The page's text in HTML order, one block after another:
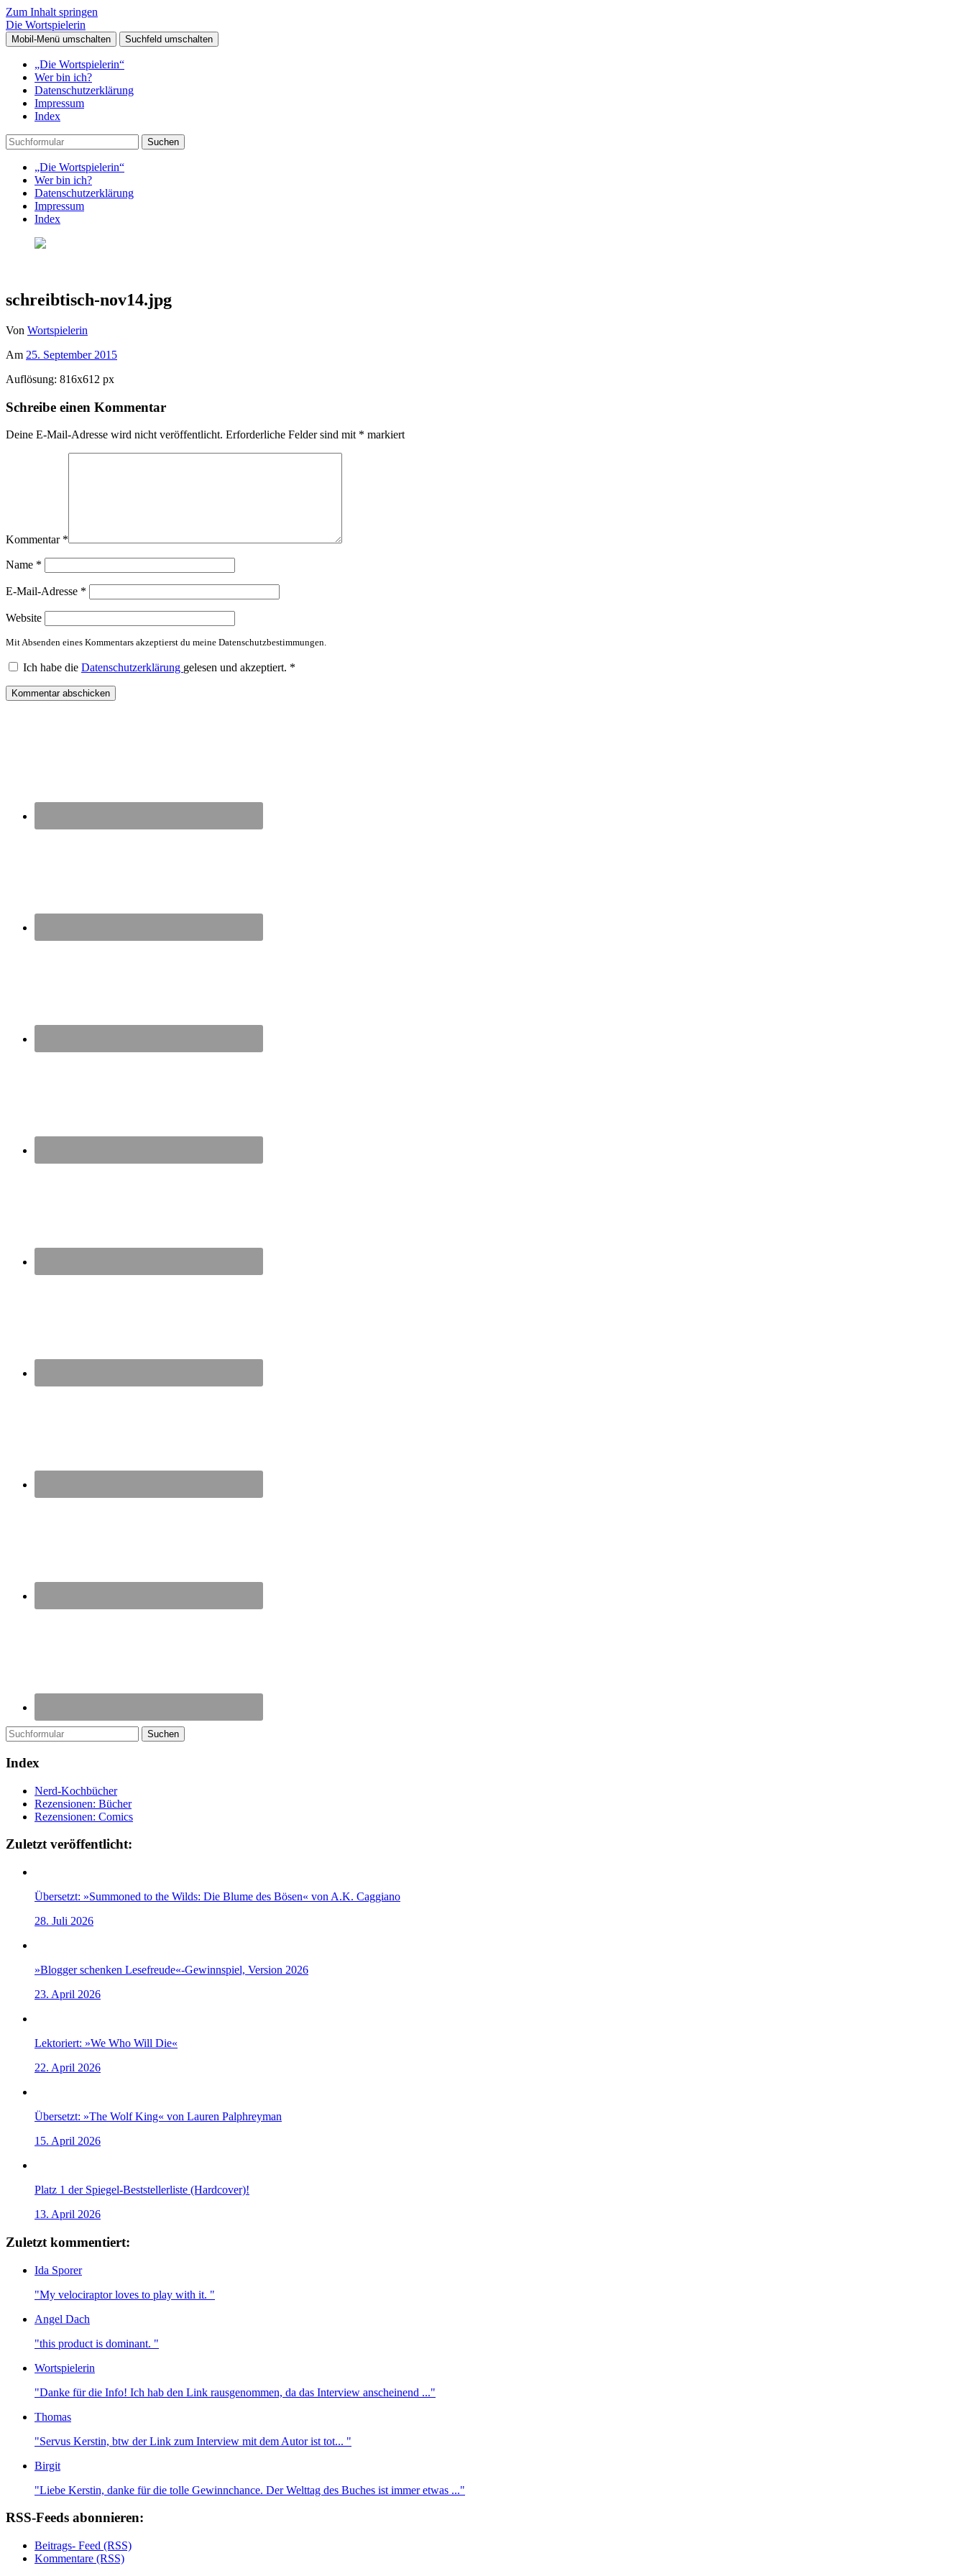
Zum Inhalt springen
Die Wortspielerin
Mobil-Menü umschalten Suchfeld umschalten
„Die Wortspielerin“
Wer bin ich?
Datenschutzerklärung
Impressum
Index
Suchen
„Die Wortspielerin“
Wer bin ich?
Datenschutzerklärung
Impressum
Index
schreibtisch-nov14.jpg
Von Wortspielerin
Am 25. September 2015
Auflösung: 816x612 px
Schreibe einen Kommentar
Deine E-Mail-Adresse wird nicht veröffentlicht. Erforderliche Felder sind mit * markiert
Kommentar *
Name *
E-Mail-Adresse *
Website
Mit Absenden eines Kommentars akzeptierst du meine Datenschutzbestimmungen.
Ich habe die Datenschutzerklärung gelesen und akzeptiert. *
Suchen
Index
Nerd-Kochbücher
Rezensionen: Bücher
Rezensionen: Comics
Zuletzt veröffentlicht:
Übersetzt: »Summoned to the Wilds: Die Blume des Bösen« von A.K. Caggiano
28. Juli 2026
»Blogger schenken Lesefreude«-Gewinnspiel, Version 2026
23. April 2026
Lektoriert: »We Who Will Die«
22. April 2026
Übersetzt: »The Wolf King« von Lauren Palphreyman
15. April 2026
Platz 1 der Spiegel-Beststellerliste (Hardcover)!
13. April 2026
Zuletzt kommentiert:
Ida Sporer
"My velociraptor loves to play with it. "
Angel Dach
"this product is dominant. "
Wortspielerin
"Danke für die Info! Ich hab den Link rausgenommen, da das Interview anscheinend ..."
Thomas
"Servus Kerstin, btw der Link zum Interview mit dem Autor ist tot... "
Birgit
"Liebe Kerstin, danke für die tolle Gewinnchance. Der Welttag des Buches ist immer etwas ..."
RSS-Feeds abonnieren:
Beitrags- Feed (RSS)
Kommentare (RSS)